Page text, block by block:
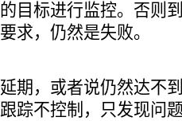
目标进行监控。否则
求，仍然是失败。
期，或者说仍然达不
踪不控制，只发现问